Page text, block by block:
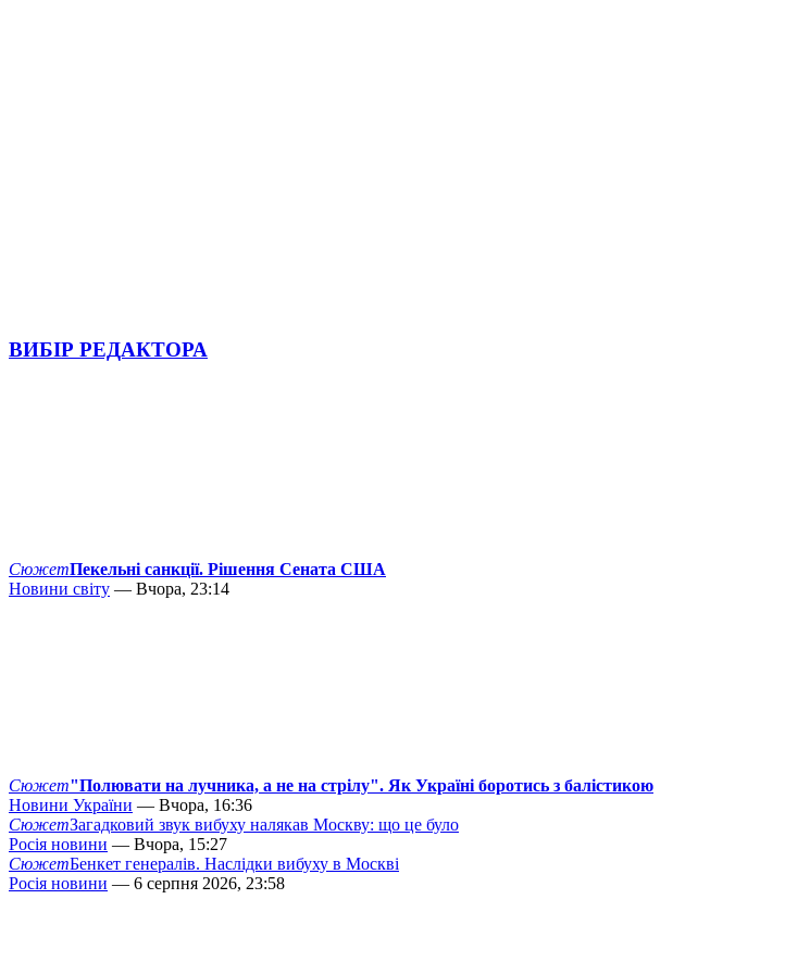
ВИБІР РЕДАКТОРА
СюжетПекельні санкції. Рішення Сената США
Новини світу — Вчора, 23:14
Сюжет"Полювати на лучника, а не на стрілу". Як Україні боротись з балістикою
Новини України — Вчора, 16:36
СюжетЗагадковий звук вибуху налякав Москву: що це було
Росія новини — Вчора, 15:27
СюжетБенкет генералів. Наслідки вибуху в Москві
Росія новини — 6 серпня 2026, 23:58